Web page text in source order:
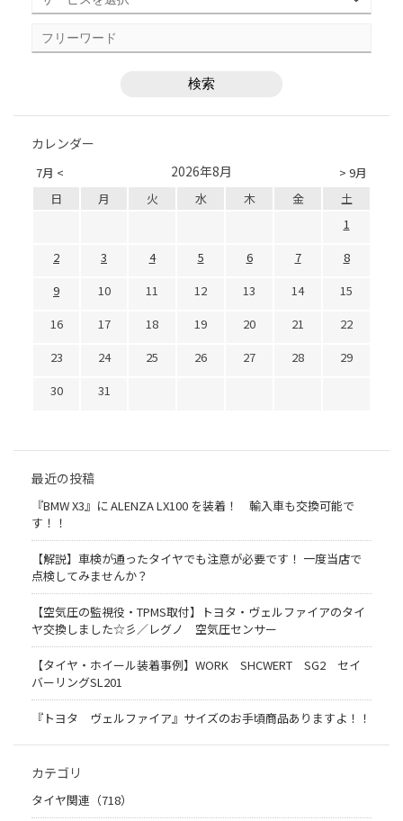
カレンダー
7月 < > 9月
2026年8月
日 月 火 水 木 金
土
1
2
3 4 5 6 7
8
9
10 11 12 13 14
15
16
17 18 19 20 21
22
23
24 25 26 27 28
29
30
31
最近の投稿
『BMW X3』に ALENZA LX100 を装着！ 輸入車も交換可能で
す！！
【解説】車検が通ったタイヤでも注意が必要です！ 一度当店で
点検してみませんか？
【空気圧の監視役・TPMS取付】トヨタ・ヴェルファイアのタイ
ヤ交換しました☆彡／レグノ 空気圧センサー
【タイヤ・ホイール装着事例】WORK SHCWERT SG2 セイ
バーリングSL201
『トヨタ ヴェルファイア』サイズのお手頃商品ありますよ！！
カテゴリ
タイヤ関連（718）